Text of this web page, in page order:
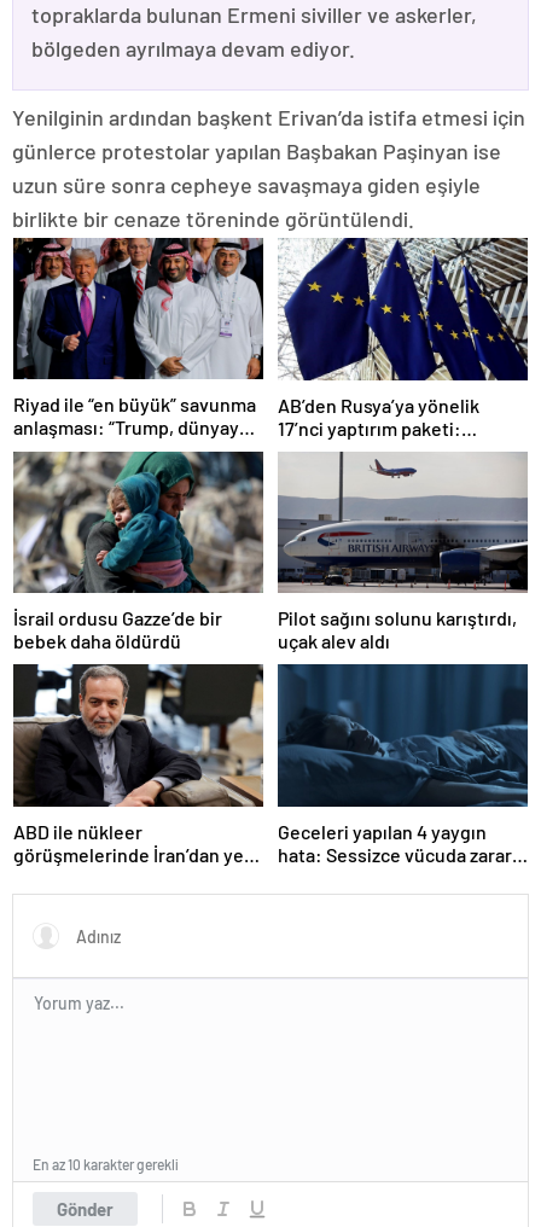
topraklarda bulunan Ermeni siviller ve askerler,
bölgeden ayrılmaya devam ediyor.
Yenilginin ardından başkent Erivan’da istifa etmesi için
günlerce protestolar yapılan Başbakan Paşinyan ise
uzun süre sonra cepheye savaşmaya giden eşiyle
birlikte bir cenaze töreninde görüntülendi.
Riyad ile “en büyük” savunma
anlaşması: “Trump, dünyaya
bir mesaj gönderdi”
AB’den Rusya’ya yönelik
17’nci yaptırım paketi:
Uzlaşmaya varıldı
İsrail ordusu Gazze’de bir
bebek daha öldürdü
Pilot sağını solunu karıştırdı,
uçak alev aldı
ABD ile nükleer
görüşmelerinde İran’dan yeni
Geceleri yapılan 4 yaygın
hata: Sessizce vücuda zarar
Gönder
En az 10 karakter gerekli